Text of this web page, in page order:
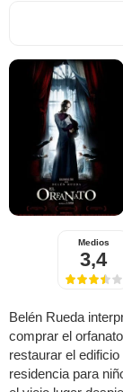
Medios
3,4
Belén Rueda
comprar el
restaurar el
residencia para